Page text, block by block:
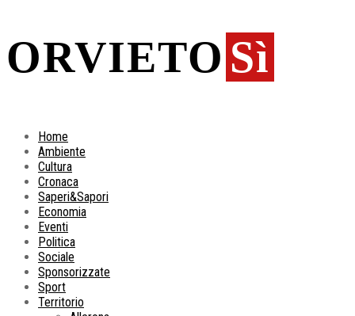
ORVIETO Sì
Home
Ambiente
Cultura
Cronaca
Saperi&Sapori
Economia
Eventi
Politica
Sociale
Sponsorizzate
Sport
Territorio